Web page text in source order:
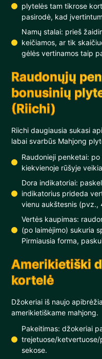
plytelės tam tikrose
pasirodė, kad
Namų stalai: prieš
keičiamos, ar tik
gėlės vertinamos taip
Raudonųjų
bonusinių
(Riichi)
Riichi daugiausia sukasi
labai svarbūs Mahjong
Raudonieji penketai:
kiekvienoje rūšyje
Dora indikatoriai:
indikatorius prideda
vienu aukštesnis (pvz.,
Vertės kaupimas:
(po laimėjimo) sukuria
Pirmiausia forma,
Amerikietiški
kortelė
Džokeriai iš naujo
amerikietiškame mahjong.
Pakeitimas: džokeriai
trejetuose/
sekose.